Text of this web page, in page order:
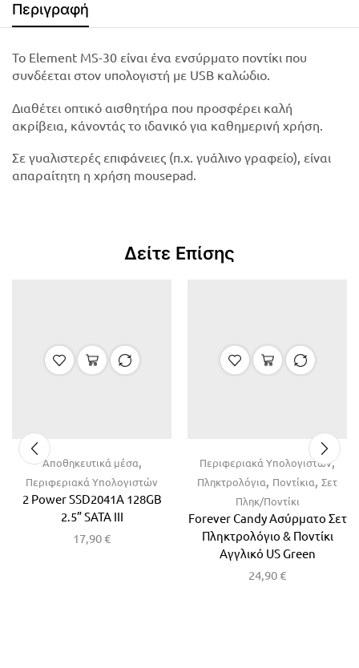
Περιγραφή
Το Element MS-30 είναι ένα ενσύρματο ποντίκι που
συνδέεται στον υπολογιστή με USB καλώδιο.
Διαθέτει οπτικό αισθητήρα που προσφέρει καλή
ακρίβεια, κάνοντάς το ιδανικό για καθημερινή χρήση.
Σε γυαλιστερές επιφάνειες (π.χ. γυάλινο γραφείο), είναι
απαραίτητη η χρήση mousepad.
Δείτε Επίσης
Αποθηκευτικά μέσα,
Περιφεριακά Υπολογιστών
2 Power SSD2041A 128GB
2.5” SATA III
17,90€
Περιφεριακά Υπολογιστών,
Πληκτρολόγια, Ποντίκια, Σετ
Πληκ/Ποντίκι
Forever Candy Ασύρματο Σετ
Πληκτρολόγιο & Ποντίκι
Αγγλικό US Green
24,90€